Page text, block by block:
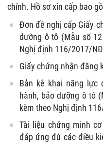
chính. Hồ sơ xin cấp bao
Đơn đề nghị cấp Giấy
dưỡng ô tô (Mẫu số
Nghị định 116/2017/
Giấy chứng nhận đăng
Bản kê khai năng lực
hành, bảo dưỡng ô tô
kèm theo Nghị định
Tài liệu chứng minh
đáp ứng đủ các điều